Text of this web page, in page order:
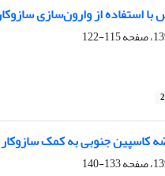
استفاده از وارون‌سازی
115-122
کاسپین جنوبی به کمک
133-140